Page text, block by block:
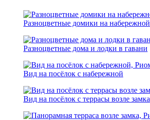
Разноцветные домики на набережной
Разноцветные дома и лодки в гавани
Вид на посёлок с набережной
Вид на посёлок с террасы возле замка